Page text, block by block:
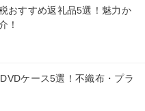
おすすめ返礼品5選！魅力か
！
ケース5選！不織布・プラ